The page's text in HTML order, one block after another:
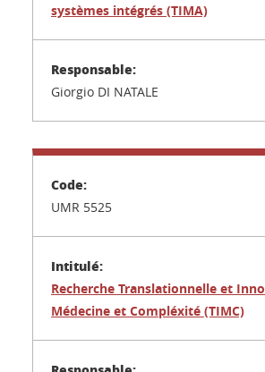
systèmes intégrés (TIMA)
Giorgio DI NATALE
UMR 5525
Recherche Translationnelle et
Médecine et Compléxité (TIMC)